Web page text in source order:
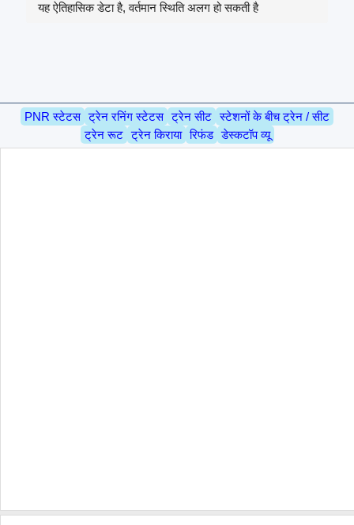
यह ऐतिहासिक डेटा है, वर्तमान स्थिति अलग हो सकती है
PNR स्टेटस ट्रेन रनिंग स्टेटस ट्रेन सीट स्टेशनों के बीच ट्रेन / सीट
ट्रेन रूट ट्रेन किराया रिफंड डेस्कटॉप व्यू